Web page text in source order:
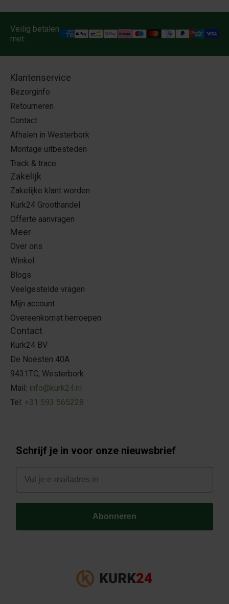
Veilig betalen
met:
Klantenservice
Bezorginfo
Retourneren
Contact
Afhalen in Westerbork
Montage uitbesteden
Track & trace
Zakelijk
Zakelijke klant worden
Kurk24 Groothandel
Offerte aanvragen
Meer
Over ons
Winkel
Blogs
Veelgestelde vragen
Mijn account
Overeenkomst herroepen
Contact
Kurk24 BV
De Noesten 40A
9431TC, Westerbork
Mail: info@kurk24.nl
Tel: +31 593 565228
Schrijf je in voor onze nieuwsbrief
E-mail
Abonneren